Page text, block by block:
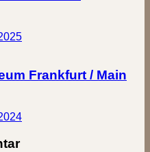
Frankfurt / Main